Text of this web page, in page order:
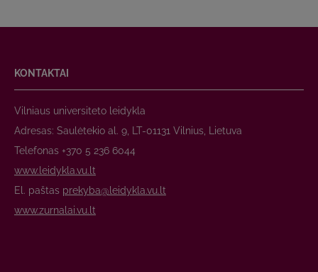
KONTAKTAI
Vilniaus universiteto leidykla
Adresas: Saulėtekio al. 9, LT-01131 Vilnius, Lietuva
Telefonas +370 5 236 6044
www.leidykla.vu.lt
El. paštas prekyba@leidykla.vu.lt
www.zurnalai.vu.lt